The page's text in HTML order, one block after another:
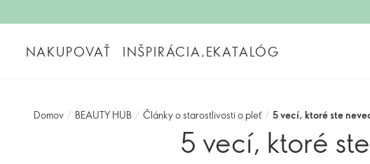
NAKUPOVAŤ INŠPIRÁCIA,EKATALÓG
Domov / BEAUTY HUB / Články o starostlivosti o pleť / 5 vecí, ktoré ste
5 vecí, ktoré